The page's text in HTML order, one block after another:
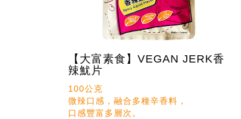
【大富素食】VEGAN JERK香
辣魷片
100公克
微辣口感，融合多種辛香料，